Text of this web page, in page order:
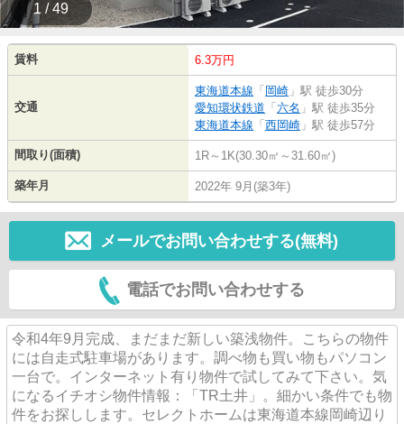
1 / 49
賃料 6.3万円
交通
東海道本線 「 岡崎 」駅 徒歩30分
愛知環状鉄道 「 六名 」駅 徒歩35分
東海道本線 「 西岡崎 」駅 徒歩57分
間取り(面積) 1R～1K(30.30㎡～31.60㎡)
築年月 2022年 9月(築3年)
メールでお問い合わせする(無料)
電話でお問い合わせする
令和4年9月完成、まだまだ新しい築浅物件。こちらの物件
には自走式駐車場があります。調べ物も買い物もパソコン
一台で。インターネット有り物件で試してみて下さい。気
になるイチオシ物件情報：「TR土井」。細かい条件でも物
件をお探しします。セレクトホームは東海道本線岡崎辺り